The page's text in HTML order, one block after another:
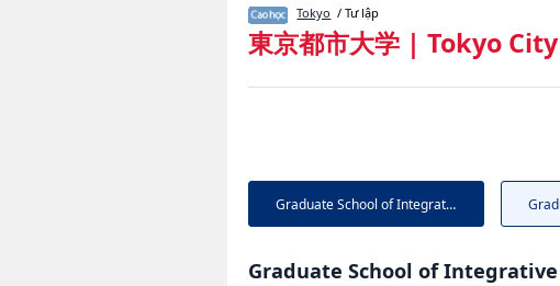
Tokyo / Tư lập
東京都市大学 | Tokyo
Graduate School of Integrativ...
Graduate School of Integrative